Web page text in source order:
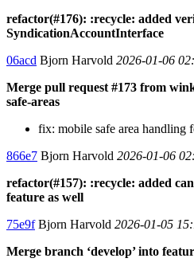
refactor(#176): :recycle: added
SyndicationAccountInterface
06acd Bjorn Harvold 2026-01-06
Merge pull request #173 from
safe-areas
fix: mobile safe area handling
866e7 Bjorn Harvold 2026-01-06
refactor(#157): :recycle: added
feature as well
75e9fBjorn Harvold 2026-01-05
Merge branch ‘develop’ into